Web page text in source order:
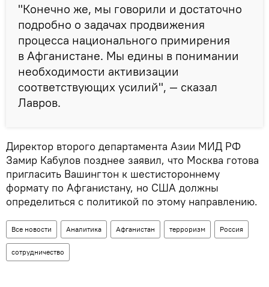
"Конечно же, мы говорили и достаточно
подробно о задачах продвижения
процесса национального примирения
в Афганистане. Мы едины в понимании
необходимости активизации
соответствующих усилий", — сказал
Лавров.
Директор второго департамента Азии МИД РФ
Замир Кабулов позднее заявил, что Москва готова
пригласить Вашингтон к шестистороннему
формату по Афганистану, но США должны
определиться с политикой по этому направлению.
Все новости Аналитика Афганистан терроризм Россия
сотрудничество